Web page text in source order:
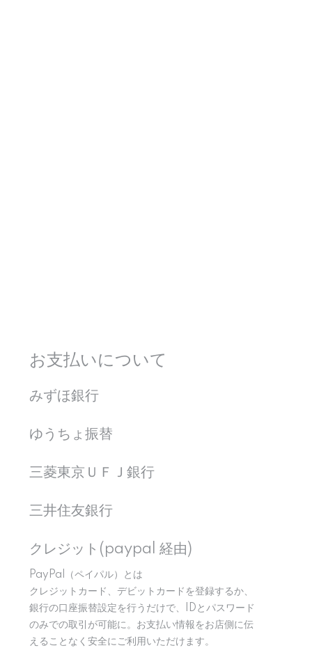
お支払いについて
みずほ銀行
ゆうちょ振替
三菱東京ＵＦＪ銀行
三井住友銀行
クレジット(paypal 経由)
PayPal（ペイパル）とは
クレジットカード、デビットカードを登録するか、
銀行の口座振替設定を行うだけで、IDとパスワード
のみでの取引が可能に。お支払い情報をお店側に伝
えることなく安全にご利用いただけます。